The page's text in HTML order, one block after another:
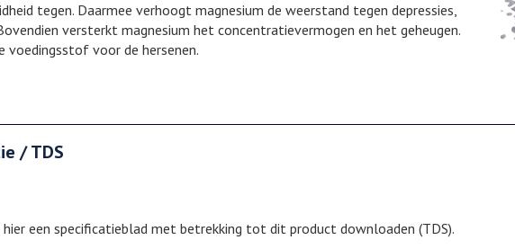
tegen. Daarmee verhoogt magnesium de weerstand tegen depressies,
versterkt magnesium het concentratievermogen en het geheugen.
voedingsstof voor de hersenen.
/ TDS
hier een specificatieblad met betrekking tot dit product downloaden (TDS).